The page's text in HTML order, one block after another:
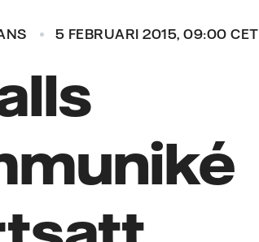
5 FEBRUARI 2015, 09:00 CET